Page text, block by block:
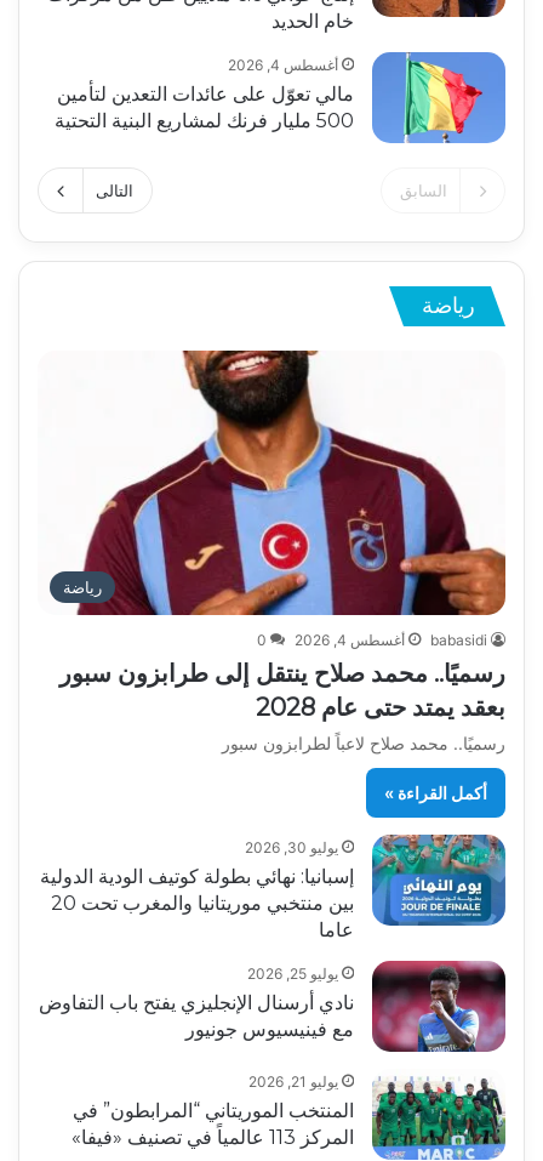
خام الحديد
أغسطس 4, 2026
مالي تعوّل على عائدات التعدين لتأمين
500 مليار فرنك لمشاريع البنية التحتية
السابق التالى
رياضة
رياضة
babasidi أغسطس 4, 2026 0
رسميًا.. محمد صلاح ينتقل إلى طرابزون سبور
بعقد يمتد حتى عام 2028
رسميًا.. محمد صلاح لاعباً لطرابزون سبور
أكمل القراءة »
يوليو 30, 2026
إسبانيا: نهائي بطولة كوتيف الودية الدولية
بين منتخبي موريتانيا والمغرب تحت 20
عاما
يوليو 25, 2026
نادي أرسنال الإنجليزي يفتح باب التفاوض
مع فينيسيوس جونيور
يوليو 21, 2026
المنتخب الموريتاني “المرابطون” في
المركز 113 عالمياً في تصنيف «فيفا»